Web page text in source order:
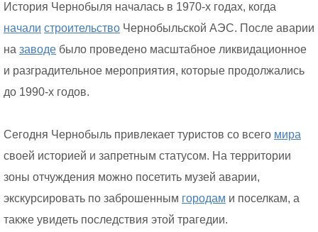
История Чернобыля началась в 1970-х годах, когда
начали строительство Чернобыльской АЭС. После аварии
на заводе было проведено масштабное ликвидационное
и разградительное мероприятия, которые продолжались
до 1990-х годов.
Сегодня Чернобыль привлекает туристов со всего мира
своей историей и запретным статусом. На территории
зоны отчуждения можно посетить музей аварии,
экскурсировать по заброшенным городам и поселкам, а
также увидеть последствия этой трагедии.